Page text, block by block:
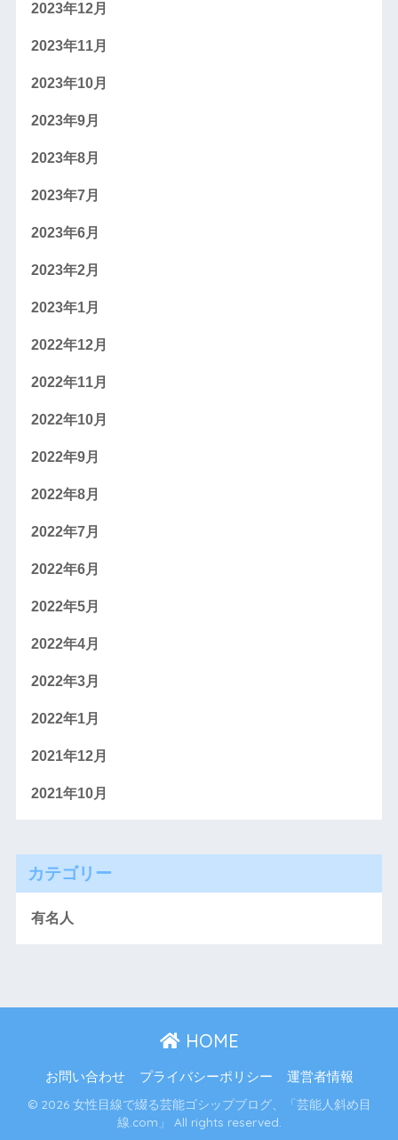
2023年12月
2023年11月
2023年10月
2023年9月
2023年8月
2023年7月
2023年6月
2023年2月
2023年1月
2022年12月
2022年11月
2022年10月
2022年9月
2022年8月
2022年7月
2022年6月
2022年5月
2022年4月
2022年3月
2022年1月
2021年12月
2021年10月
カテゴリー
有名人
HOME
お問い合わせ プライバシーポリシー 運営者情報
© 2026 女性目線で綴る芸能ゴシップブログ、「芸能人斜め目
線.com」 All rights reserved.